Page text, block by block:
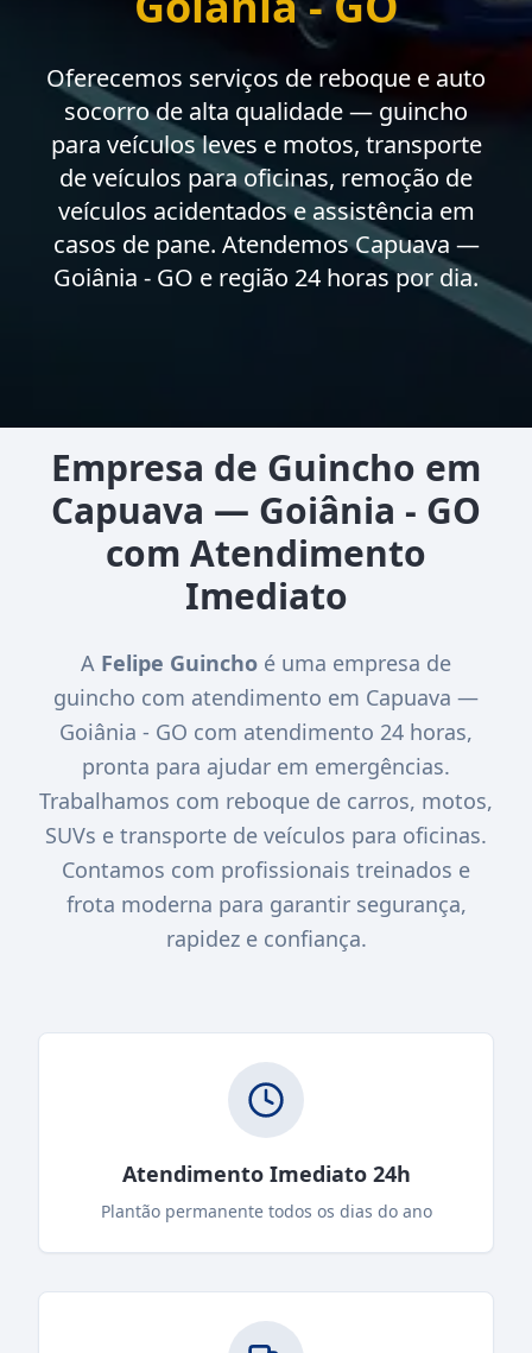
Oferecemos serviços de reboque e auto
socorro de alta qualidade — guincho
para veículos leves e motos, transporte
de veículos para oficinas, remoção de
veículos acidentados e assistência em
casos de pane. Atendemos Capuava —
Goiânia - GO e região 24 horas por dia.
Empresa de Guincho em
Capuava — Goiânia - GO
com Atendimento
Imediato
A Felipe Guincho é uma empresa de
guincho com atendimento em Capuava —
Goiânia - GO com atendimento 24 horas,
pronta para ajudar em emergências.
Trabalhamos com reboque de carros, motos,
SUVs e transporte de veículos para oficinas.
Contamos com profissionais treinados e
frota moderna para garantir segurança,
rapidez e confiança.
Atendimento Imediato 24h
Plantão permanente todos os dias do ano